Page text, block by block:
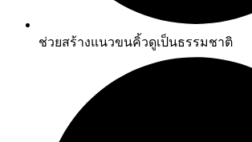
ช่วยสร้างแนวขนคิ้วดูเป็นธรรมชาติ